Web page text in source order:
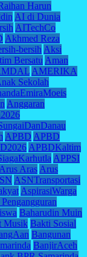
Harun
AI di Dunia
AITechCo
Akhmed Reza
bersih Aksi
Bersatu Aman
AMERIKA
Sekolah
Anggaran
APBD APBD
APBDKaltim
APPSI
Arus Aras Arus
ASNTransportasi
AspirasiWarga
Baharudin Muin
Musik Bakti Sosial
Bangunan
BanjirAceh